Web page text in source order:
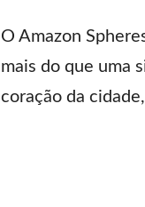
O Amazon
mais do que uma
coração da